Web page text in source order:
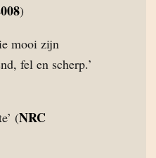
)
mooi zijn
fel en scherp.’
(NRC